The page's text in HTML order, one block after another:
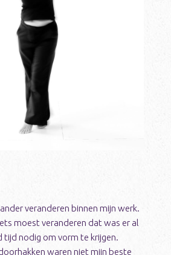
veranderen binnen mijn werk.
moest veranderen dat was er al
tijd nodig om vorm te krijgen.
waren niet mijn beste